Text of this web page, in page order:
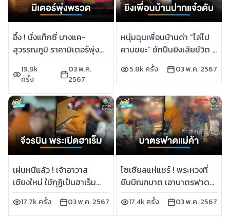
อึ้ง ! นั่งแท็กซี่ บางแค-
สุวรรณภูมิ ราคามิเตอร์พุ่ง
กว่า 2,000 บาท | เช้านี้ที่
หมอชิต
19.9k
ครั้ง
03 พ.ค.
2567
หนุ่มฉุนเพื่อนบ้านด่า “ไล่ไป
คาบขยะ” ชักปืนยิงเสียชีวิต |
เช้านี้ที่หมอชิต
5.8k ครั้ง 03 พ.ค. 2567
เผ่นหนีแล้ว ! เจ้าอาวาส
เชียงใหม่ ใช้กุฏิเป็นฮาเร็ม
นอนกกเด็กหนุ่ม | เช้านี้ที่
หมอชิต
17.7k ครั้ง 03 พ.ค. 2567
โซเชียลแห่แชร์ ! พระหวงที่
ยืนบิณฑบาต เอาบาตรฟาด
แม่ค้า | เช้านี้ที่หมอชิต
17.4k ครั้ง 03 พ.ค. 2567